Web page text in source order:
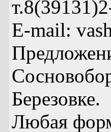
E-mail:
Березовке.
Любая